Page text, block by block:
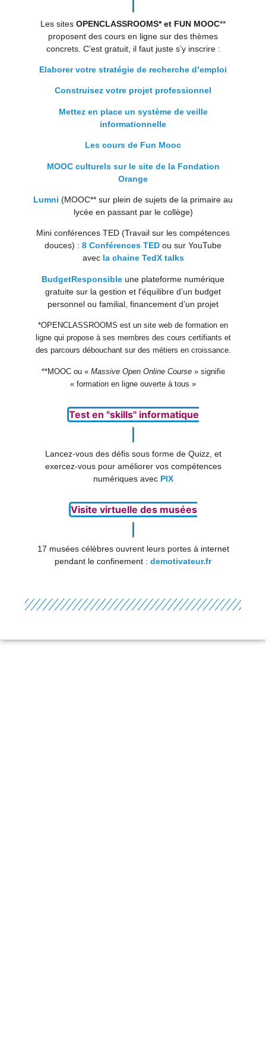
Les sites OPENCLASSROOMS* et FUN MOOC**
proposent des cours en ligne sur des thèmes
concrets. C’est gratuit, il faut juste s’y inscrire :
Elaborer votre stratégie de recherche d’emploi
Construisez votre projet professionnel
Mettez en place un système de veille
informationnelle
Les cours de Fun Mooc
MOOC culturels sur le site de la Fondation
Orange
Lumni (MOOC** sur plein de sujets de la primaire au
lycée en passant par le collège)
Mini conférences TED (Travail sur les compétences
douces) : 8 Conférences TED ou sur YouTube
avec la chaine TedX talks
BudgetResponsible une plateforme numérique
gratuite sur la gestion et l'équilibre d’un budget
personnel ou familial, financement d’un projet
*OPENCLASSROOMS est un site web de formation en
ligne qui propose à ses membres des cours certifiants et
des parcours débouchant sur des métiers en croissance.
**MOOC ou « Massive Open Online Course» signifie
« formation en ligne ouverte à tous »
Test en "skills" informatique
Lancez-vous des défis sous forme de Quizz, et
exercez-vous pour améliorer vos compétences
numériques avec PIX
Visite virtuelle des musées
17 musées célèbres ouvrent leurs portes à internet
pendant le confinement : demotivateur.fr